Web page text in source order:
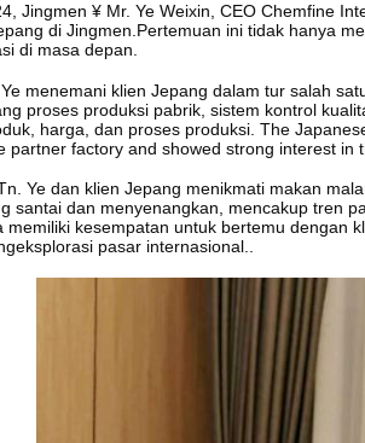
Jingmen ¥ Mr. Ye Weixin, CEO Chemfine
di Jingmen.Pertemuan ini tidak hanya
di masa depan.
menemani klien Jepang dalam tur salah
proses produksi pabrik, sistem kontrol
harga, dan proses produksi. The
partner factory and showed strong interest in
Ye dan klien Jepang menikmati makan
santai dan menyenangkan, mencakup tren
memiliki kesempatan untuk bertemu dengan
pasar internasional..